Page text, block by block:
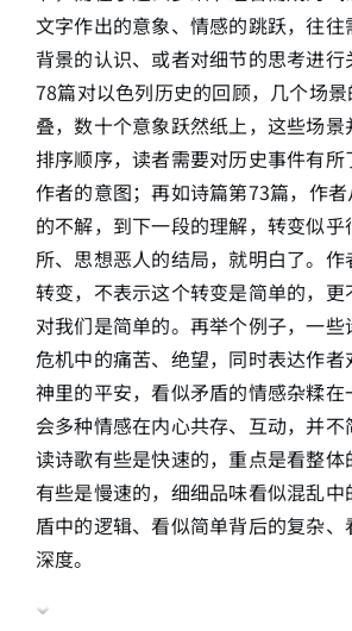
文字作出的意象、情感的跳跃，往
背景的认识、或者对细节的思考进
78篇对以色列历史的回顾，几个场
叠，数十个意象跃然纸上，这些场
排序顺序，读者需要对历史事件有所
作者的意图；再如诗篇第73篇，作
的不解，到下一段的理解，转变似
所、思想恶人的结局，就明白了。
转变，不表示这个转变是简单的，更
对我们是简单的。再举个例子，一些
危机中的痛苦、绝望，同时表达作者
神里的平安，看似矛盾的情感杂糅
会多种情感在内心共存、互动，并不
读诗歌有些是快速的，重点是看整体
有些是慢速的，细细品味看似混乱中
盾中的逻辑、看似简单背后的复杂、
深度。